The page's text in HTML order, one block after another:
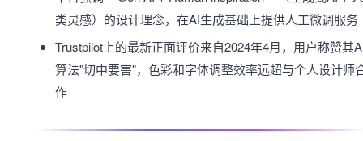
类灵感）的设计理念，在AI生成基础上提供人工微调服务
Trustpilot上的最新正面评价来自2024年4月，用户称赞其
算法"切中要害"，色彩和字体调整效率远超与个人设计师
作